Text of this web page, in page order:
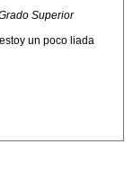
Superior
un poco liada